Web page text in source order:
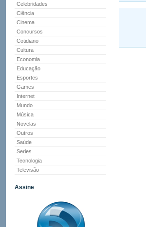
Celebridades
Ciência
Cinema
Concursos
Cotidiano
Cultura
Economia
Educação
Esportes
Games
Internet
Mundo
Música
Novelas
Outros
Saúde
Series
Tecnologia
Televisão
Assine